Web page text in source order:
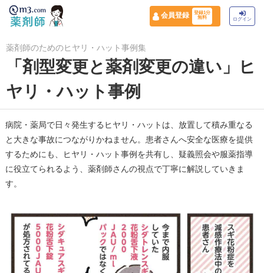
会員登録
登録1分
無料
ログイン
薬剤師のためのヒヤリ・ハット事例集
「剤型変更と薬剤変更の違い」ヒ
ヤリ・ハット事例
病院・薬局で日々発生するヒヤリ・ハットは、放置して積み重なる
と大きな事故につながりかねません。患者さんへ安全な医療を提供
するためにも、ヒヤリ・ハット事例を共有し、疑義照会や服薬指導
に役立てられるよう、薬剤師さんの視点で丁寧に解説していきま
す。